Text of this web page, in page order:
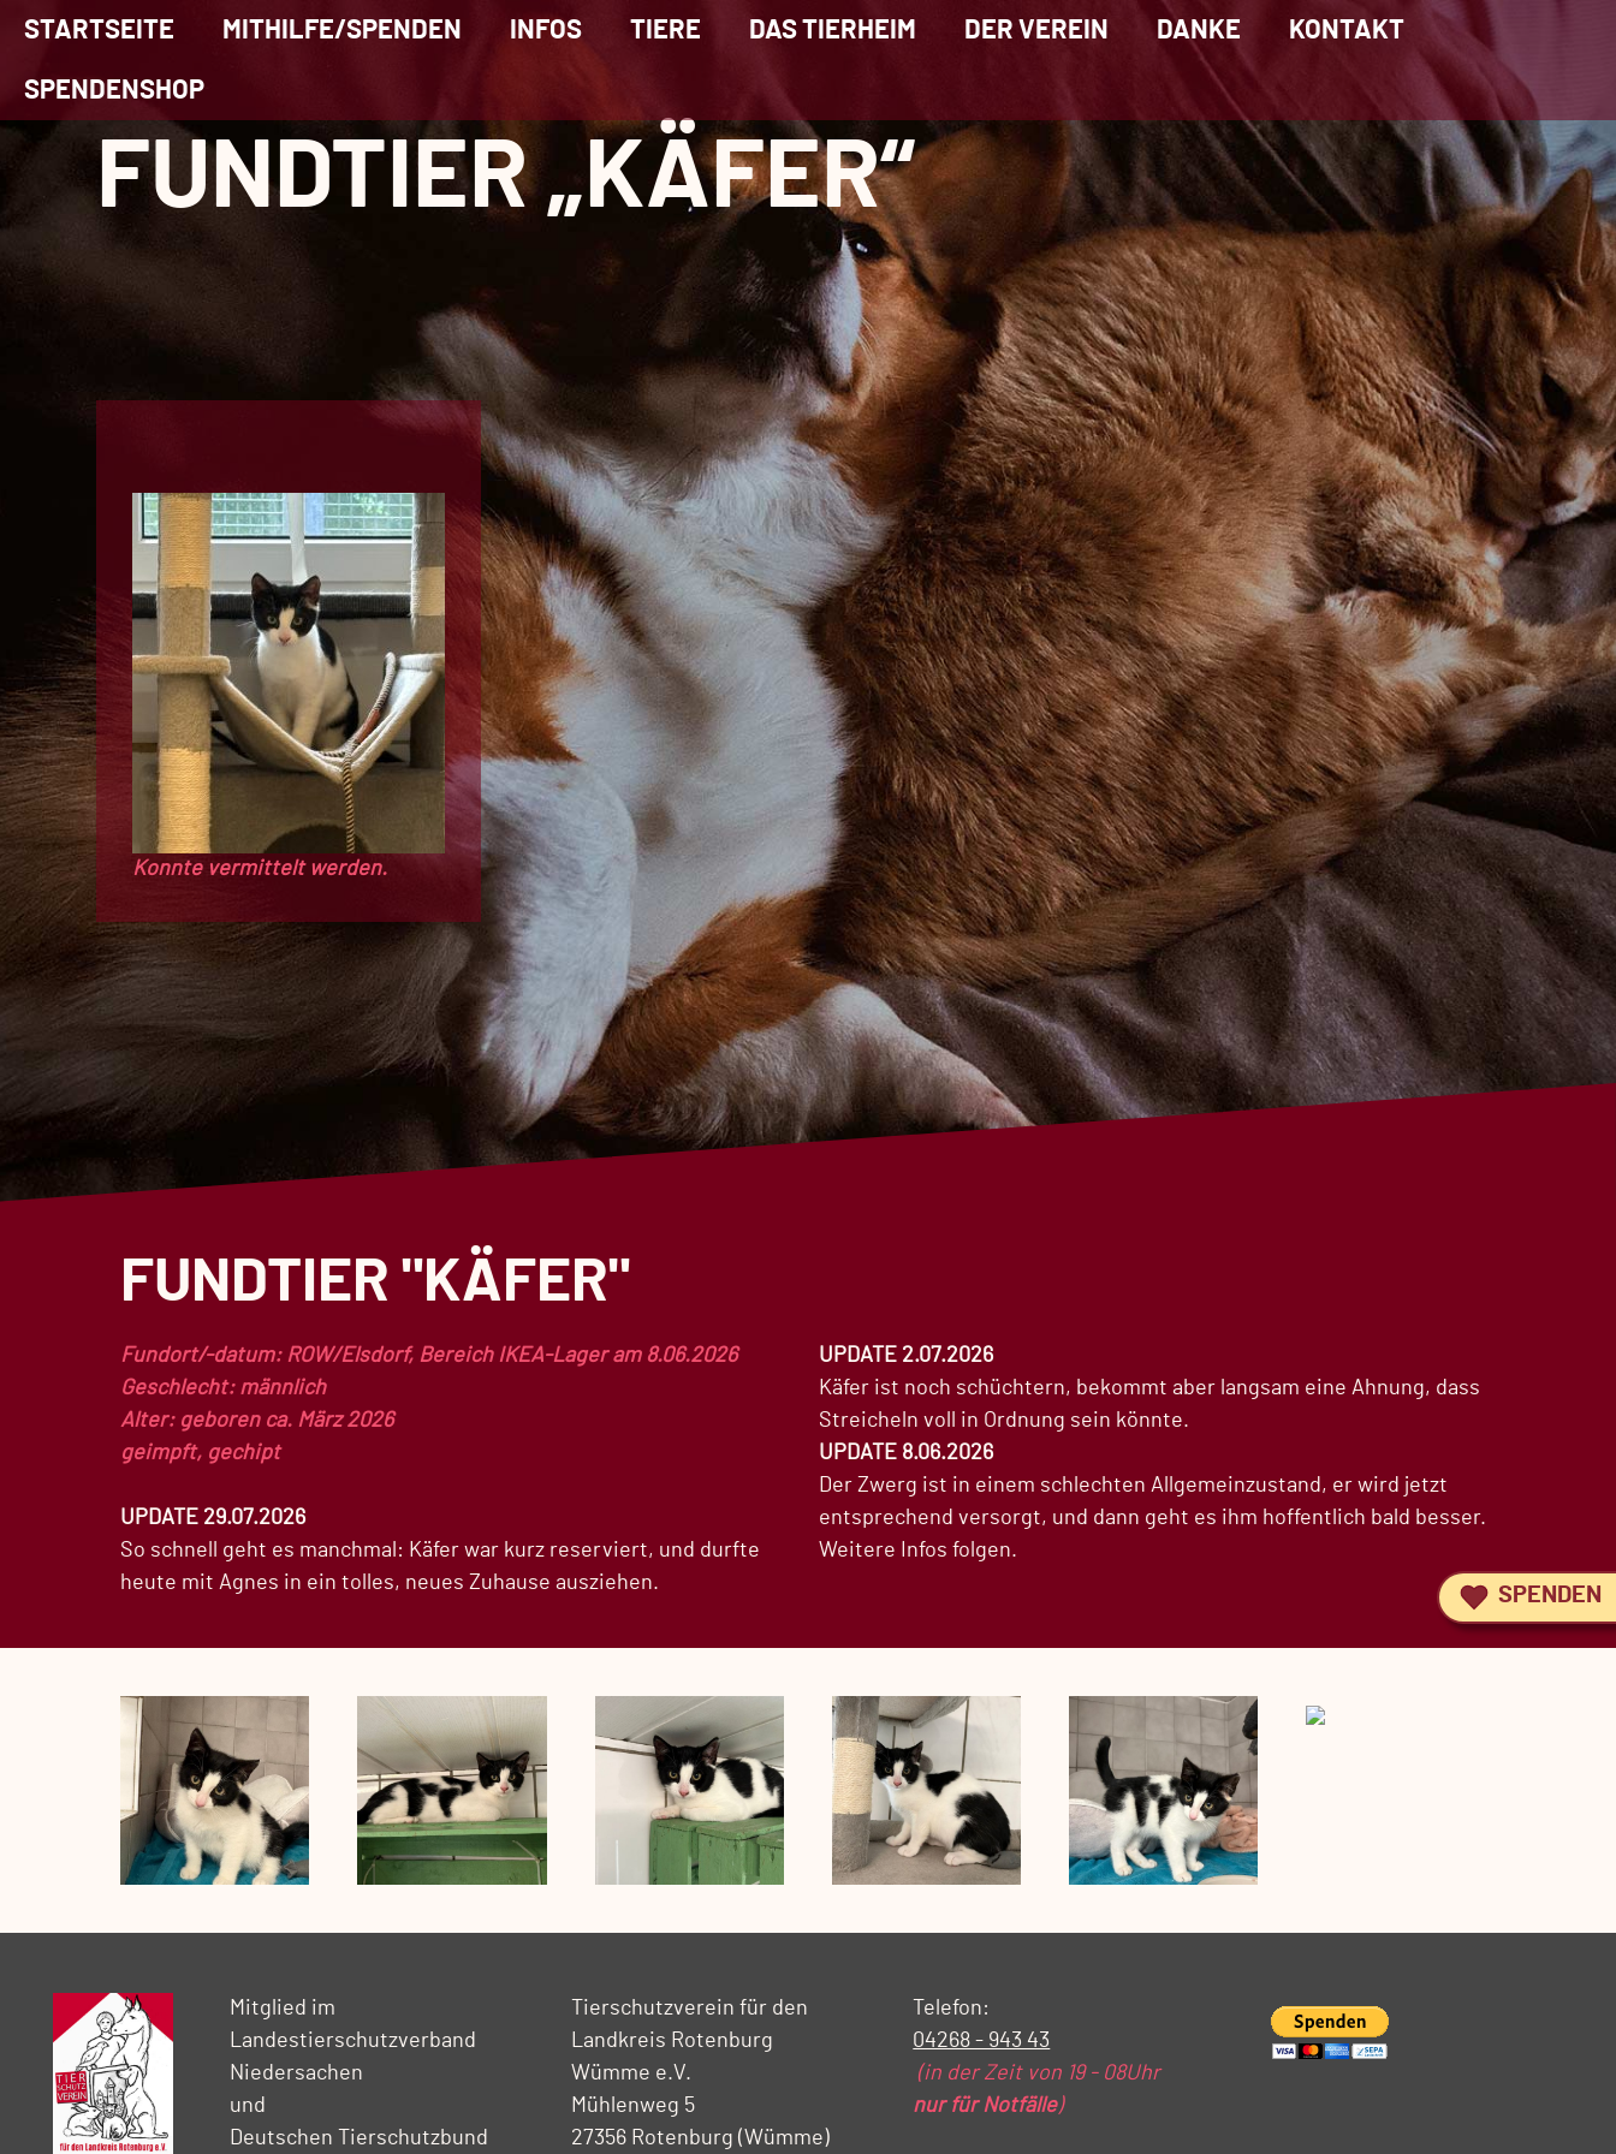
STARTSEITE MITHILFE/SPENDEN INFOS TIERE DAS TIERHEIM DER VEREIN DANKE KONTAKT
SPENDENSHOP
SPENDEN
FUNDTIER „KÄFER“
Konnte vermittelt werden.
FUNDTIER "KÄFER"
Fundort/-datum: ROW/Elsdorf, Bereich IKEA-Lager am 8.06.2026
Geschlecht: männlich
Alter: geboren ca. März 2026
geimpft, gechipt
UPDATE 29.07.2026
So schnell geht es manchmal: Käfer war kurz reserviert, und durfte
heute mit Agnes in ein tolles, neues Zuhause ausziehen.
UPDATE 2.07.2026
Käfer ist noch schüchtern, bekommt aber langsam eine Ahnung, dass
Streicheln voll in Ordnung sein könnte.
UPDATE 8.06.2026
Der Zwerg ist in einem schlechten Allgemeinzustand, er wird jetzt
entsprechend versorgt, und dann geht es ihm hoffentlich bald besser.
Weitere Infos folgen.
Mitglied im
Landestierschutzverband
Niedersachen
und
Deutschen Tierschutzbund
Tierschutzverein für den
Landkreis Rotenburg
Wümme e.V.
Mühlenweg 5
27356 Rotenburg (Wümme)
Telefon:
04268 - 943 43
(in der Zeit von 19 - 08Uhr
nur für Notfälle)